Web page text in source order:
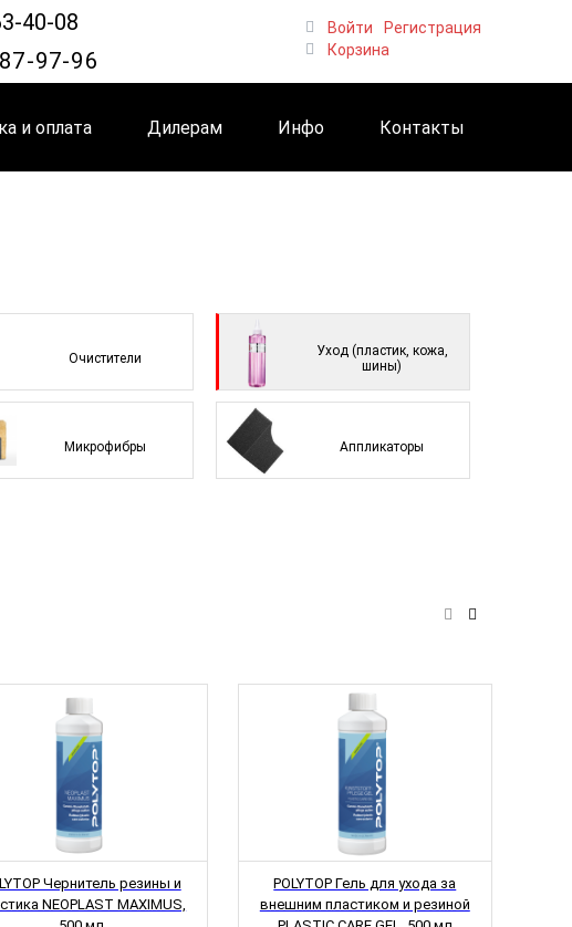
40-08
97-96
Войти
Регистрация
Корзина
и оплата Дилерам Инфо Контакты
Очистители
Уход (пластик, кожа,
шины)
Микрофибры Аппликаторы
Чернитель резины и
NEOPLAST MAXIMUS,
POLYTOP Гель для ухода за
внешним пластиком и резиной